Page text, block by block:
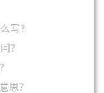
写？
？
思？